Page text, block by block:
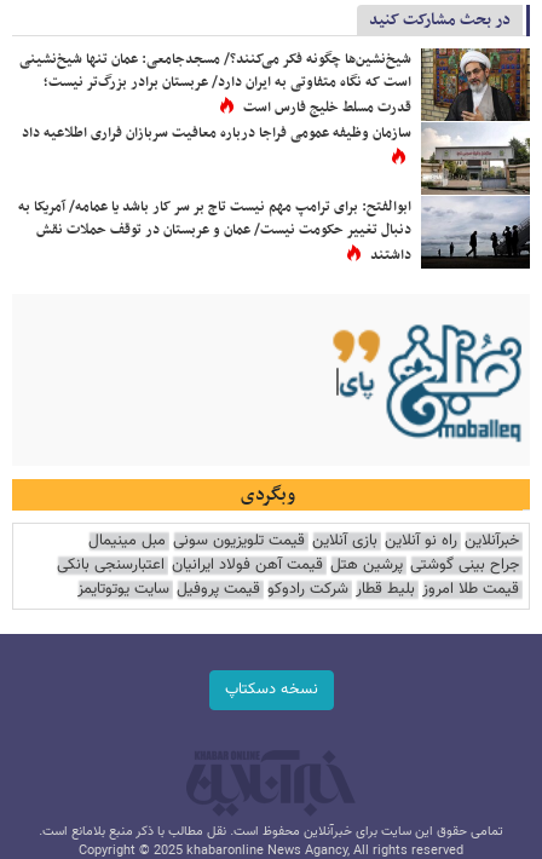
در بحث مشارکت کنید
شیخ‌نشین‌ها چگونه فکر می‌کنند؟/ مسجدجامعی: عمان تنها شیخ‌نشینی
است که نگاه متفاوتی به ایران دارد/ عربستان برادر بزرگ‌تر نیست؛
قدرت مسلط خلیج فارس است
سازمان وظیفه عمومی فراجا درباره معافیت سربازان فراری اطلاعیه داد
ابوالفتح: برای ترامپ مهم نیست تاج بر سر کار باشد یا عمامه/ آمریکا به
دنبال تغییر حکومت نیست/ عمان و عربستان در توقف حملات نقش
داشتند
وبگردی
خبرآنلاین راه نو آنلاین بازی آنلاین قیمت تلویزیون سونی مبل مینیمال
جراح بینی گوشتی پرشین هتل قیمت آهن فولاد ایرانیان اعتبارسنجی بانکی
قیمت طلا امروز بلیط قطار شرکت رادوکو قیمت پروفیل سایت یوتوتایمز
نسخه دسکتاپ
تمامی حقوق این سایت برای خبرآنلاین محفوظ است. نقل مطالب با ذکر منبع بلامانع است.
Copyright © 2025 khabaronline News Agancy, All rights reserved